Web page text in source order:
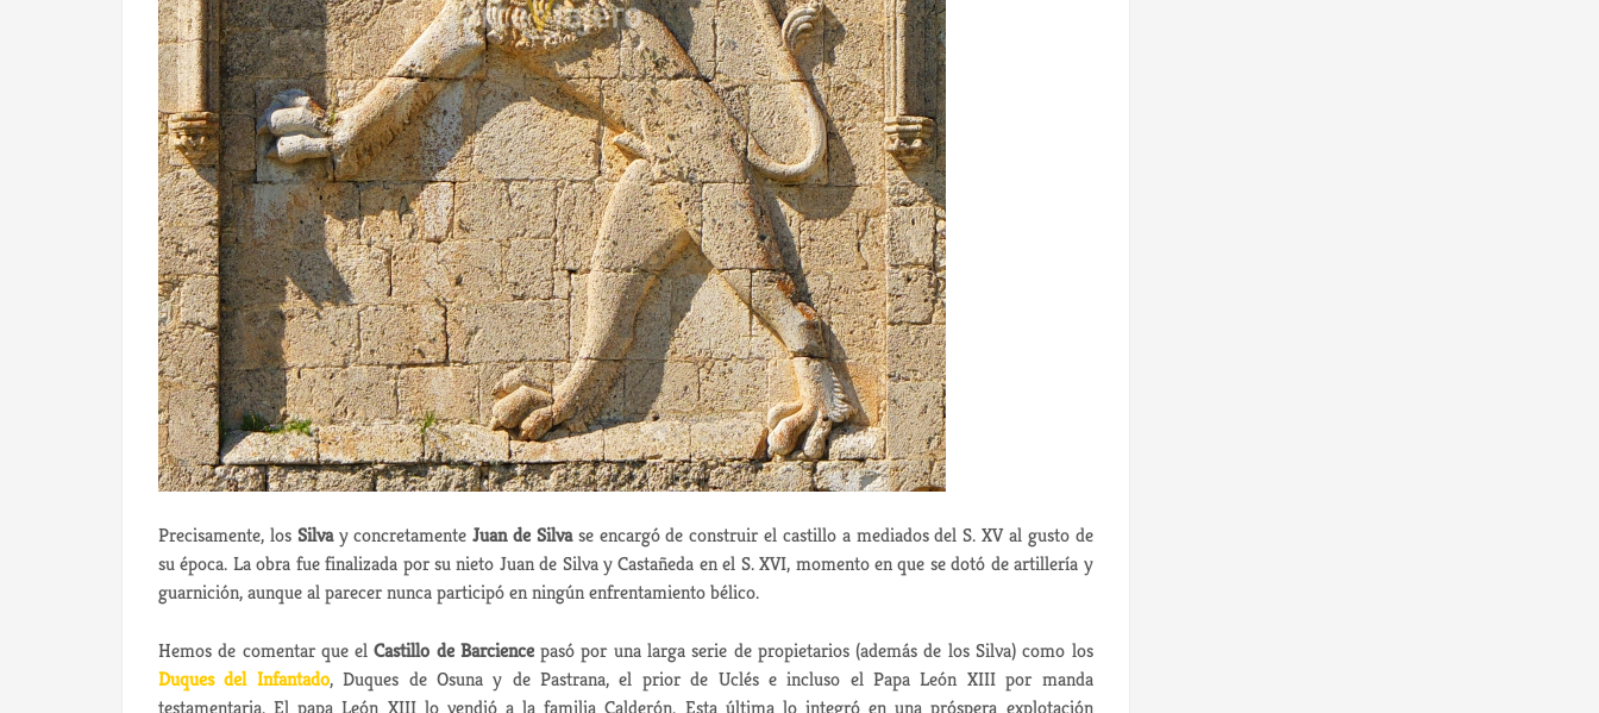
Precisamente, los Silvay concretamenteJuan de Silvase encargó de construir el castillo a mediados del S. XV al gusto de
su época. La obra fue finalizada por su nieto Juan de Silva y Castañeda en el S. XVI, momento en que se dotó de artillería y
guarnición, aunque al parecer nunca participó en ningún enfrentamiento bélico.
Hemos de comentar que elCastillo de Barciencepasó por una larga serie de propietarios (además de los Silva) como los
Duques del Infantado, Duques de Osuna y de Pastrana, el prior de Uclés e incluso el Papa León XIII por manda
testamentaria. El papa León XIII lo vendió a la familia Calderón. Esta última lo integró en una próspera explotación